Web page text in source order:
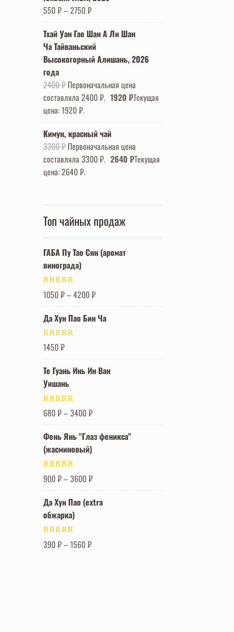
550₽–2750₽
Тхай Уан Гао Шан А Ли Шан
Ча Тайваньский
Высокогорный Алишань, 2026
года
2400₽Первоначальная цена
составляла 2400 ₽. 1920₽Текущая
цена: 1920 ₽.
Кимун, красный чай
3300₽Первоначальная цена
составляла 3300 ₽. 2640₽Текущая
цена: 2640 ₽.
Топ чайных продаж
ГАБА Пу Тао Сян (аромат
винограда)
Оценка
5.00
из 5
1050₽–4200₽
Да Хун Пао Бин Ча
Оценка
из 5
1450₽
Те Гуань Инь Ин Ван
Уишань
Оценка5.00
из 5
680₽–3400₽
Фень Янь "Глаз феникса"
(жасминовый)
Оценка5.00
из 5
900₽–3600₽
Да Хун Пао (extra
обжарка)
Оценка5.00
из 5
390₽–1560₽